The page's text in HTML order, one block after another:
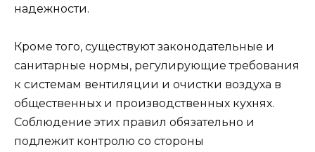
надежности.
Кроме того, существуют законодательные и
санитарные нормы, регулирующие требования
к системам вентиляции и очистки воздуха в
общественных и производственных кухнях.
Соблюдение этих правил обязательно и
подлежит контролю со стороны